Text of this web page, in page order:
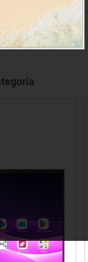
IVA incluido